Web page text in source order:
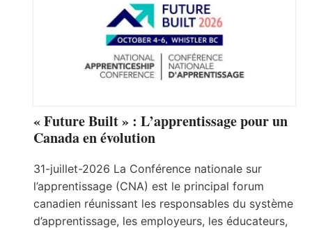
« Future Built » : L’apprentissage pour un
Canada en évolution
31-juillet-2026 La Conférence nationale sur
l’apprentissage (CNA) est le principal forum
canadien réunissant les responsables du système
d’apprentissage, les employeurs, les éducateurs,